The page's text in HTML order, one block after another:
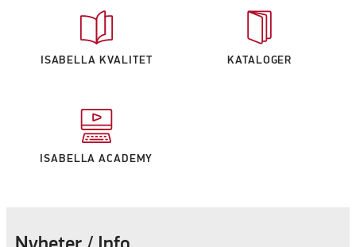
ISABELLA KVALITET KATALOGER
ISABELLA ACADEMY